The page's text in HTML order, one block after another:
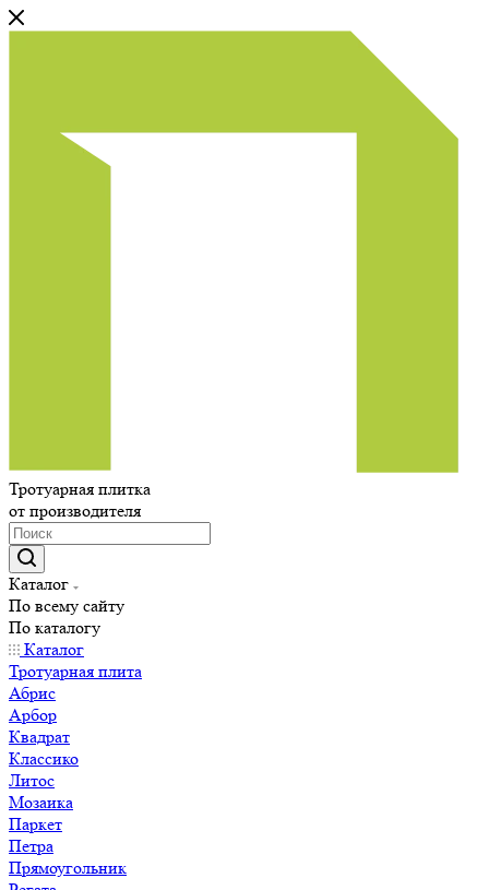
Тротуарная плитка
от производителя
Каталог
По всему сайту
По каталогу
Каталог
Тротуарная плита
Абрис
Арбор
Квадрат
Классико
Литос
Мозаика
Паркет
Петра
Прямоугольник